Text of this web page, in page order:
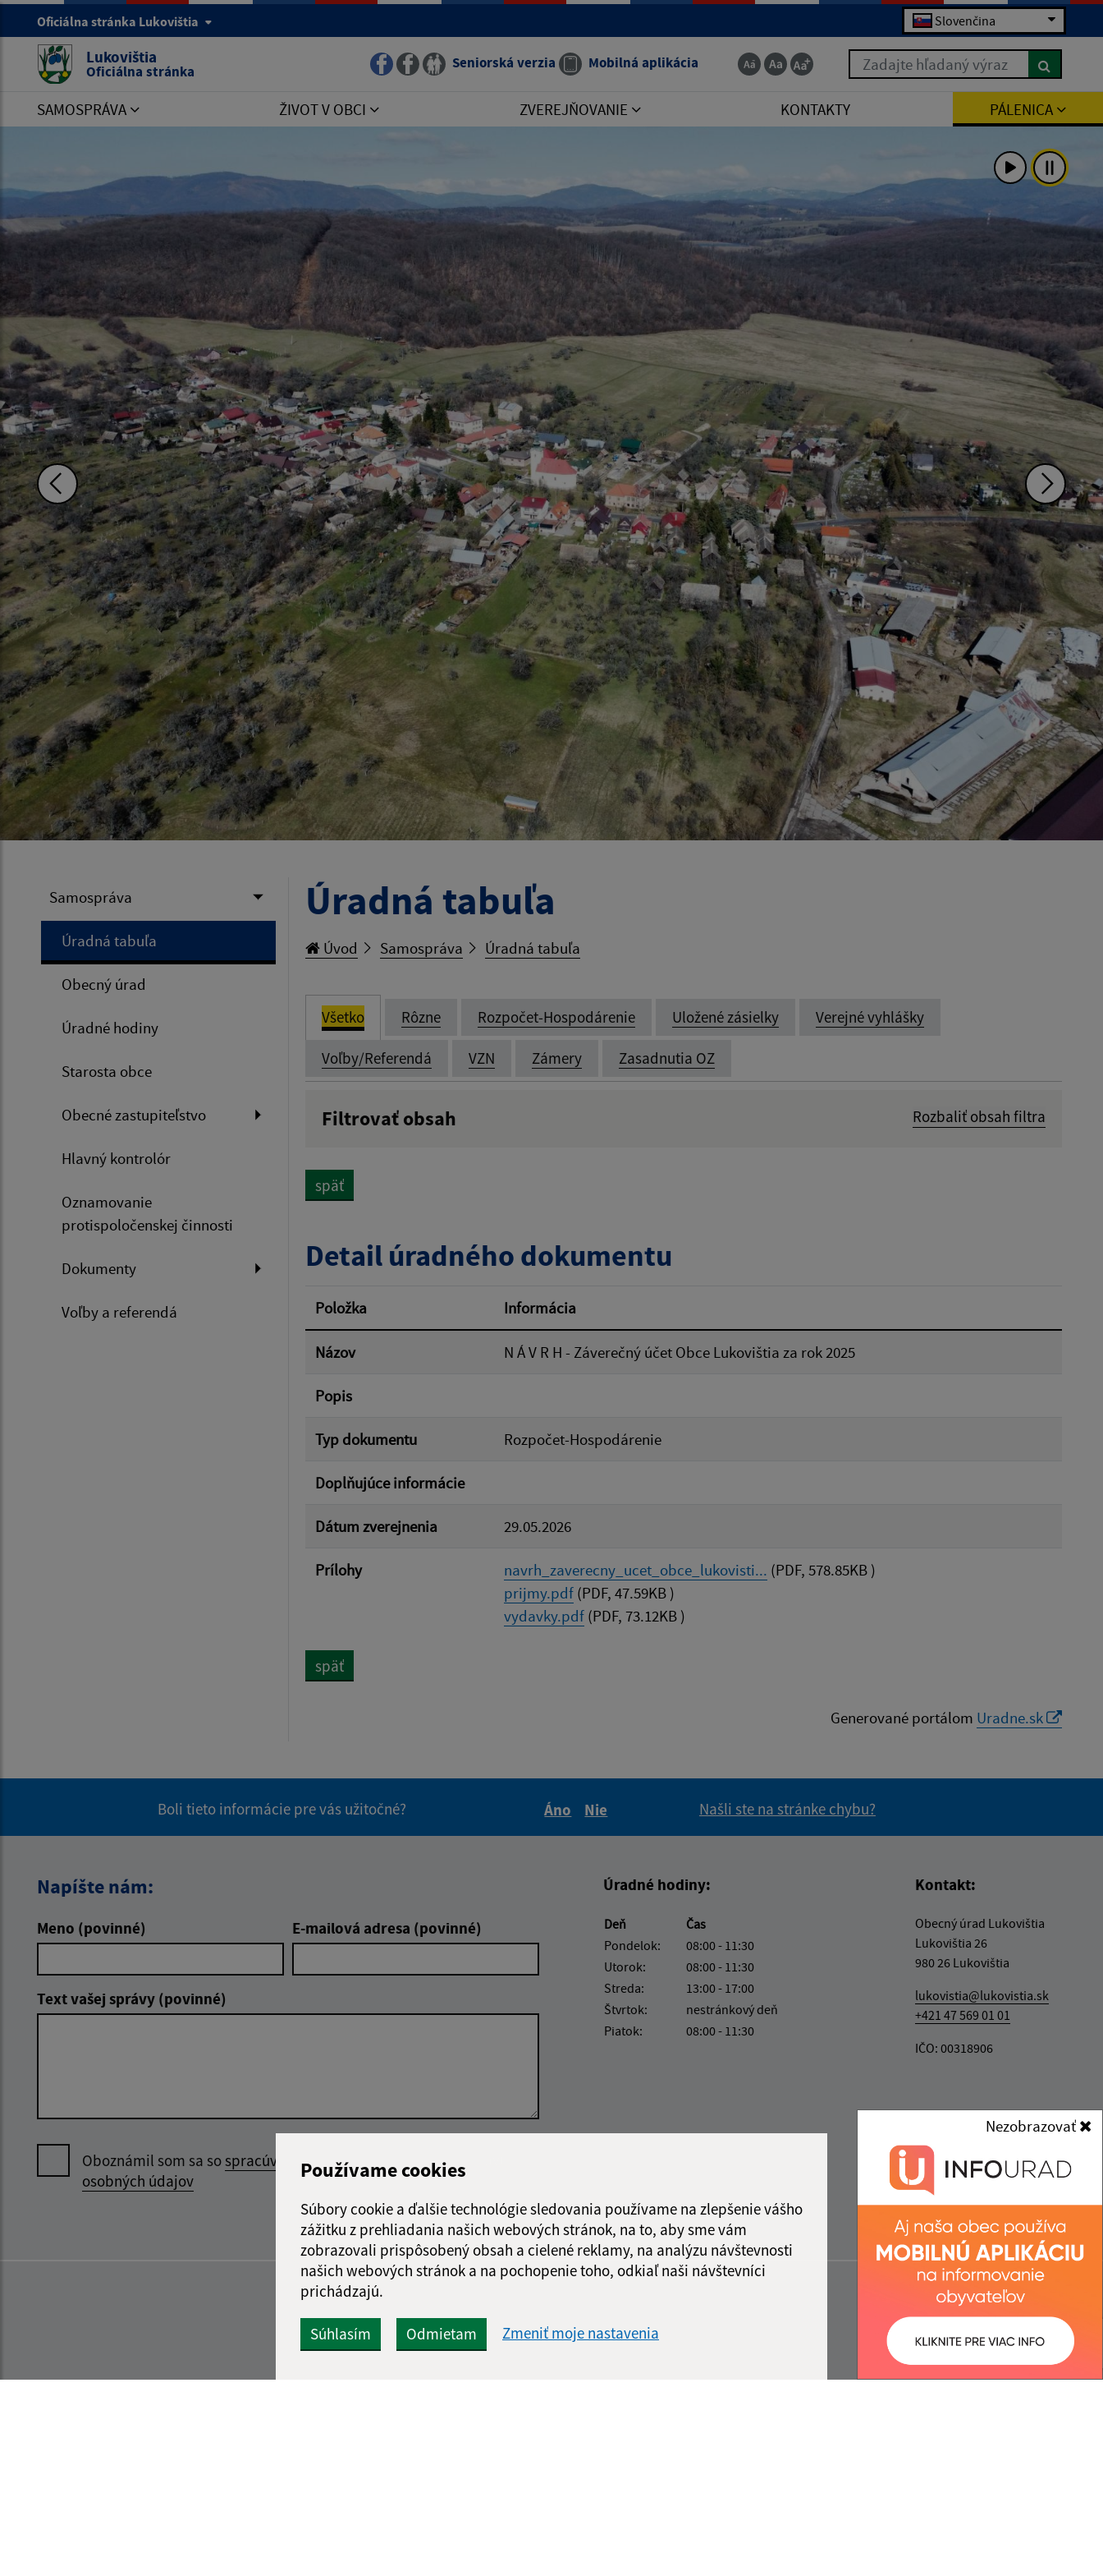
Používame cookies
Súbory cookie a ďalšie technológie sledovania používame na zlepšenie vášho
zážitku z prehliadania našich webových stránok, na to, aby sme vám
zobrazovali prispôsobený obsah a cielené reklamy, na analýzu návštevnosti
našich webových stránok a na pochopenie toho, odkiaľ naši návštevníci
prichádzajú.
Súhlasím Odmietam Zmeniť moje nastavenia
Nezobrazovať
Oficiálna stránka Lukovištia Slovenčina
Lukovištia
Oficiálna stránka Seniorská verzia Mobilná aplikácia Zadajte hľadaný výraz
SAMOSPRÁVA ŽIVOT V OBCI ZVEREJŇOVANIE KONTAKTY PÁLENICA
Samospráva
Úradná tabuľa
Obecný úrad
Úradné hodiny
Starosta obce
Obecné zastupiteľstvo
Hlavný kontrolór
Oznamovanie
protispoločenskej činnosti
Dokumenty
Voľby a referendá
Úradná tabuľa
Úvod Samospráva Úradná tabuľa
Všetko Rôzne Rozpočet-Hospodárenie Uložené zásielky Verejné vyhlášky
Voľby/Referendá VZN Zámery Zasadnutia OZ
Filtrovať obsah Rozbaliť obsah filtra
Filtrovať
späť
Detail úradného dokumentu
Položka Informácia
Názov N Á V R H - Záverečný účet Obce Lukovištia za rok 2025
Popis
Typ dokumentu Rozpočet-Hospodárenie
Doplňujúce informácie
Dátum zverejnenia 29.05.2026
Prílohy navrh_zaverecny_ucet_obce_lukovisti... (PDF, 578.85KB )
prijmy.pdf (PDF, 47.59KB )
vydavky.pdf (PDF, 73.12KB )
späť
Generované portálom Uradne.sk
Boli tieto informácie pre vás užitočné?
Áno
Nie
Našli ste na stránke chybu?
Napíšte nám:
Meno (povinné) E-mailová adresa (povinné)
Text vašej správy (povinné)
Oboznámil som sa sospracúvaním
osobných údajov
Odoslať správu
Úradné hodiny:
Deň
Čas
Pondelok:
08:00 - 11:30
Utorok:
08:00 - 11:30
Streda:
13:00 - 17:00
Štvrtok:
nestránkový deň
Piatok:
08:00 - 11:30
Kontakt:
Obecný úrad Lukovištia
Lukovištia 26
980 26 Lukovištia
lukovistia@lukovistia.sk
+421 47 569 01 01
IČO: 00318906